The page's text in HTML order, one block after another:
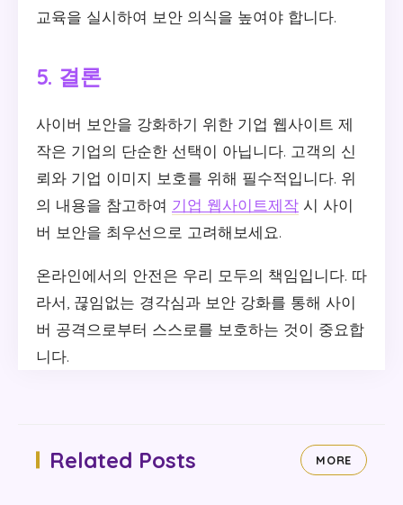
교육을 실시하여 보안 의식을 높여야 합니다.
5. 결론
사이버 보안을 강화하기 위한 기업 웹사이트 제
작은 기업의 단순한 선택이 아닙니다. 고객의 신
뢰와 기업 이미지 보호를 위해 필수적입니다. 위
의 내용을 참고하여 기업 웹사이트제작 시 사이
버 보안을 최우선으로 고려해보세요.
온라인에서의 안전은 우리 모두의 책임입니다. 따
라서, 끊임없는 경각심과 보안 강화를 통해 사이
버 공격으로부터 스스로를 보호하는 것이 중요합
니다.
Related Posts MORE